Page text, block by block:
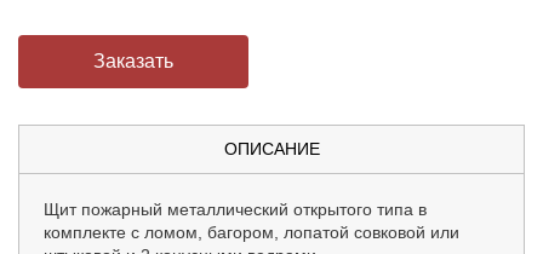
Заказать
ОПИСАНИЕ
Щит пожарный металлический открытого типа в
комплекте с ломом, багором, лопатой совковой или